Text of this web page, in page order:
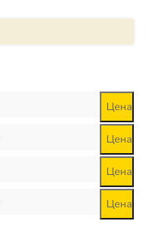
Цена
Цена
Цена
Цена